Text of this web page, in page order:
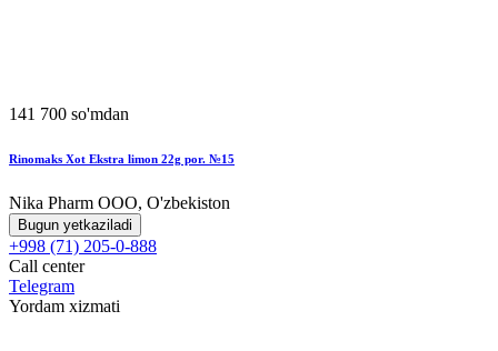
141 700 so'mdan
Rinomaks Xot Ekstra limon 22g por. №15
Nika Pharm ООО, O'zbekiston
Bugun yetkaziladi
+998 (71) 205-0-888
Call center
Telegram
Yordam xizmati